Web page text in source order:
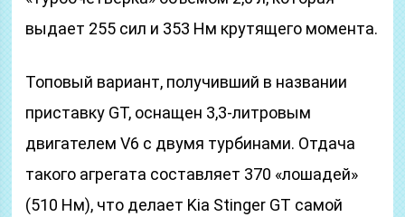
выдает 255 сил и 353 Нм крутящего момента.
Топовый вариант, получивший в названии
приставку GT, оснащен 3,3-литровым
двигателем V6 с двумя турбинами. Отдача
такого агрегата составляет 370 «лошадей»
(510 Нм), что делает Kia Stinger GT самой